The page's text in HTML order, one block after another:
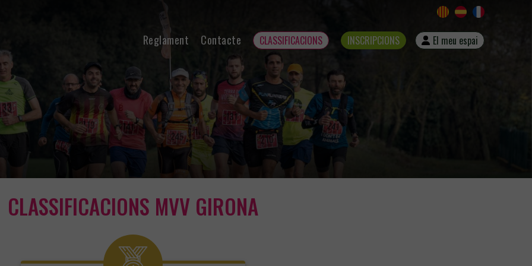
Reglament Contacte CLASSIFICACIONS INSCRIPCIONS El meu espai
CLASSIFICACIONS MVV GIRONA